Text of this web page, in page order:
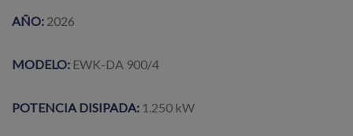
AÑO: 2026
MODELO: EWK-DA 900/4
POTENCIA DISIPADA: 1.250 kW